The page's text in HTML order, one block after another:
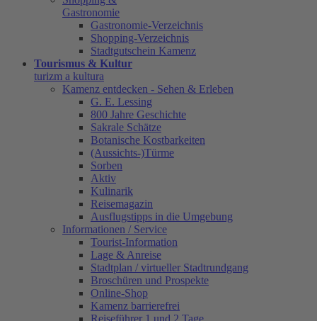
Gastronomie
Gastronomie-Verzeichnis
Shopping-Verzeichnis
Stadtgutschein Kamenz
Tourismus & Kultur
turizm a kultura
Kamenz entdecken - Sehen & Erleben
G. E. Lessing
800 Jahre Geschichte
Sakrale Schätze
Botanische Kostbarkeiten
(Aussichts-)Türme
Sorben
Aktiv
Kulinarik
Reisemagazin
Ausflugstipps in die Umgebung
Informationen / Service
Tourist-Information
Lage & Anreise
Stadtplan / virtueller Stadtrundgang
Broschüren und Prospekte
Online-Shop
Kamenz barrierefrei
Reiseführer 1 und 2 Tage